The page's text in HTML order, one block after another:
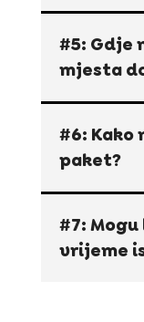
#5: Gdje
mjesta
#6:
paket?
#7:
vrijeme